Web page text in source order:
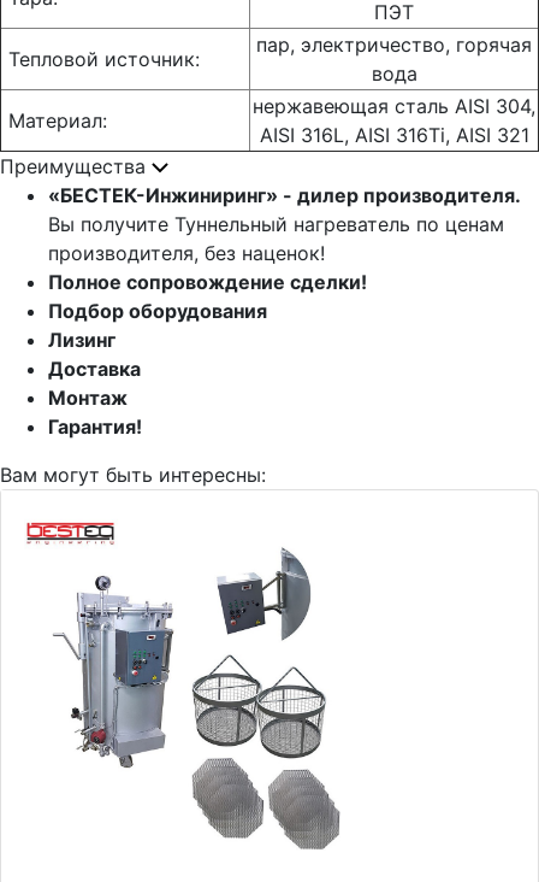
ПЭТ
Тепловой источник:
пар, электричество, горячая
вода
Материал:
нержавеющая сталь AISI 304,
AISI 316L, AISI 316Ti, AISI 321
Преимущества
«БЕСТЕК-Инжиниринг» - дилер производителя.
Вы получите Туннельный нагреватель по ценам
производителя, без наценок!
Полное сопровождение сделки!
Подбор оборудования
Лизинг
Доставка
Монтаж
Гарантия!
Вам могут быть интересны: